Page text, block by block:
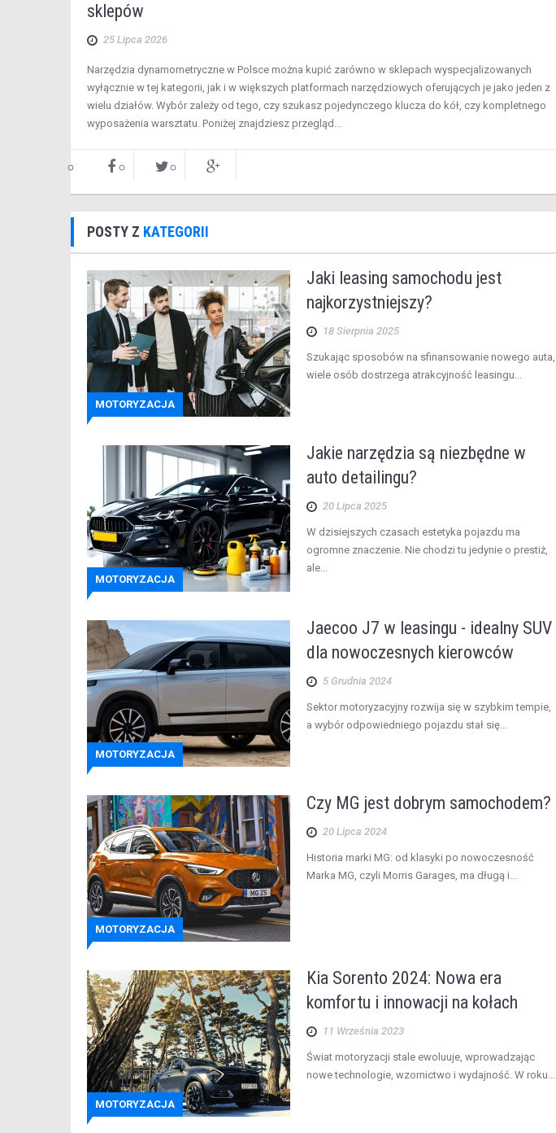
sklepów
25 Lipca 2026
​Narzędzia dynamometryczne w Polsce można kupić zarówno w sklepach wyspecjalizowanych
wyłącznie w tej kategorii, jak i w większych platformach narzędziowych oferujących je jako jeden z
wielu działów. Wybór zależy od tego, czy szukasz pojedynczego klucza do kół, czy kompletnego
wyposażenia warsztatu. Poniżej znajdziesz przegląd...
POSTY Z KATEGORII
MOTORYZACJA
Jaki leasing samochodu jest
najkorzystniejszy?
18 Sierpnia 2025
Szukając sposobów na sfinansowanie nowego auta,
wiele osób dostrzega atrakcyjność leasingu...
MOTORYZACJA
Jakie narzędzia są niezbędne w
auto detailingu?
20 Lipca 2025
W dzisiejszych czasach estetyka pojazdu ma
ogromne znaczenie. Nie chodzi tu jedynie o prestiż,
ale...
MOTORYZACJA
Jaecoo J7 w leasingu - idealny SUV
dla nowoczesnych kierowców
5 Grudnia 2024
Sektor motoryzacyjny rozwija się w szybkim tempie,
a wybór odpowiedniego pojazdu stał się...
MOTORYZACJA
Czy MG jest dobrym samochodem?
20 Lipca 2024
Historia marki MG: od klasyki po nowoczesność
Marka MG, czyli Morris Garages, ma długą i...
MOTORYZACJA
Kia Sorento 2024: Nowa era
komfortu i innowacji na kołach
11 Września 2023
Świat motoryzacji stale ewoluuje, wprowadzając
nowe technologie, wzornictwo i wydajność. W roku...